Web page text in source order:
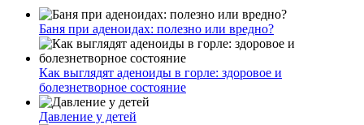
Баня при аденоидах: полезно или вредно?
Как выглядят аденоиды в горле: здоровое и
болезнетворное состояние
Давление у детей